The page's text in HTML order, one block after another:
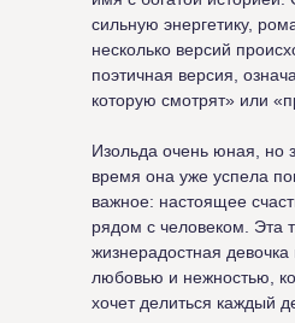
сильную энергетику,
несколько версий
поэтичная версия,
которую смотрят» или
Изольда очень юная, но
время она уже успела
важное: настоящее
рядом с человеком. Эта
жизнерадостная
любовью и нежностью,
хочет делиться каждый